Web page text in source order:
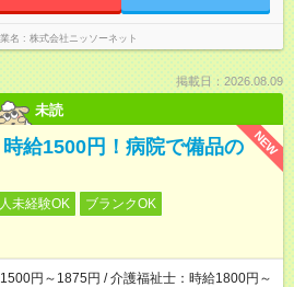
名 株式会社ニッソーネット
掲載日：2026.08.09
未読
NEW
給1500円！病院で備品の
未経験OK
ブランクOK
円～1875円 / 介護福祉士：時給1800円～